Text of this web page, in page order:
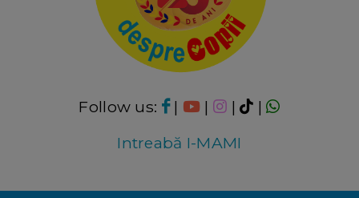
Follow us: | | |
|
Intreabă I-MAMI